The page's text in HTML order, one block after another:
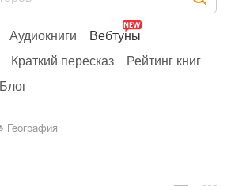
Аудиокниги
Вебтуны
Краткий пересказ
Рейтинг книг
Блог
География